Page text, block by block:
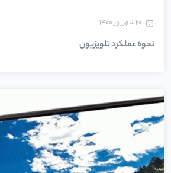
۲۰ شهریور ۱۴۰۰
نحوه عملکرد تلویزیون